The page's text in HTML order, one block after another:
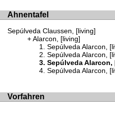
Ahnentafel
Sepúlveda Claussen, [living]
Alarcon, [living]
Sepúlveda Alarcon,
Sepúlveda Alarcon,
Sepúlveda
Sepúlveda Alarcon,
Vorfahren